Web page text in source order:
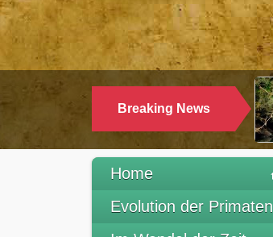
Breaking News
Home
Evolution der Primaten